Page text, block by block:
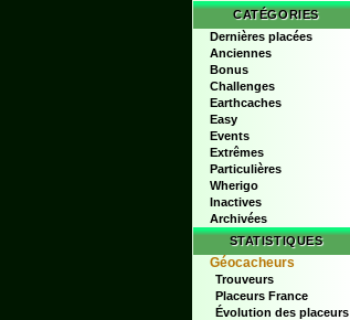
CATÉGORIES
Dernières placées
Anciennes
Bonus
Challenges
Earthcaches
Easy
Events
Extrêmes
Particulières
Wherigo
Inactives
Archivées
STATISTIQUES
Géocacheurs
Trouveurs
Placeurs France
Évolution des placeurs